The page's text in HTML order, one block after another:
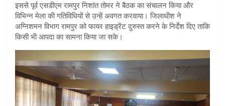
इससे पूर्व एसडीएम रामपुर निशांत तोमर ने बैठक का संचालन किया और
विभिन्न मेला की गतिविधियों से उन्हें अवगत करवाया। जिलाधीश ने
अग्निशमन विभाग रामपुर को फायर हाइड्रेंट दुरुस्त करने के निर्देश दिए ताकि
किसी भी आपदा का सामना किया जा सके।